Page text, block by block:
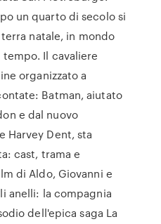
un quarto di secolo si
natale, in mondo
Il cavaliere
organizzato a
Batman, aiutato
e dal nuovo
Harvey Dent, sta
cast, trama e
di Aldo, Giovanni e
anelli: la compagnia
dell'epica saga La